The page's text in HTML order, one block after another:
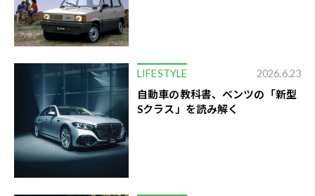
LIFESTYLE 2026.6.23
自動車の教科書、ベンツの「新型
Sクラス」を読み解く